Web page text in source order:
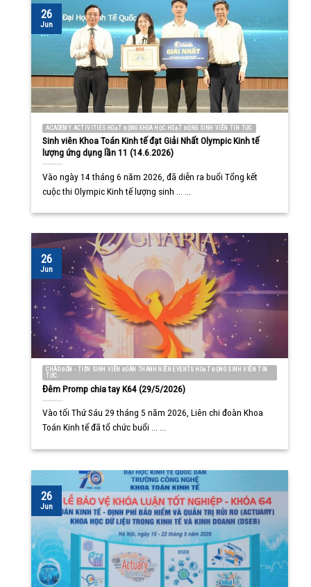
ACADEMY ACTIVITIES HOẠT ĐỘNG KHOA HỌC HOẠT ĐỘNG SINH VIÊN TIN TỨC
Sinh viên Khoa Toán Kinh tế đạt Giải Nhất Olympic Kinh tế
lượng ứng dụng lần 11 (14.6.2026)
Vào ngày 14 tháng 6 năm 2026, đã diễn ra buổi Tổng kết
cuộc thi Olympic Kinh tế lượng sinh ... ...
26
Jun
CHÀO ĐÓN - TIỄN SINH VIÊN ĐOÀN THANH NIÊN EVENTS HOẠT ĐỘNG SINH VIÊN TIN
TỨC
Đêm Promp chia tay K64 (29/5/2026)
Vào tối Thứ Sáu 29 tháng 5 năm 2026, Liên chi đoàn Khoa
Toán Kinh tế đã tổ chức buổi ... ...
26
Jun
26
Jun